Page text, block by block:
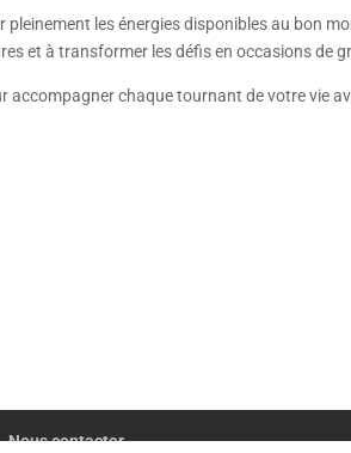
les énergies disponibles au bon
et à transformer les défis en occasions de
chaque tournant de votre vie
Nous contacter